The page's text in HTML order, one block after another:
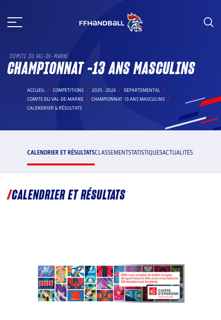
au
COMITE DU VAL-DE-MARNE
CHAMPIONNAT -13 ANS MASCULINS
ACCUEIL COMPÉTITIONS 2025 - 2026
DEPARTEMENTAL
COMITE DU VAL-DE-MARNE
CHAMPIONNAT -13 ANS MASCULINS
CALENDRIER & RÉSULTATS
CALENDRIER ET RÉSULTATSCLASSEMENTSTATISTIQUESACTUALITÉS
CALENDRIER ET RÉSULTATS